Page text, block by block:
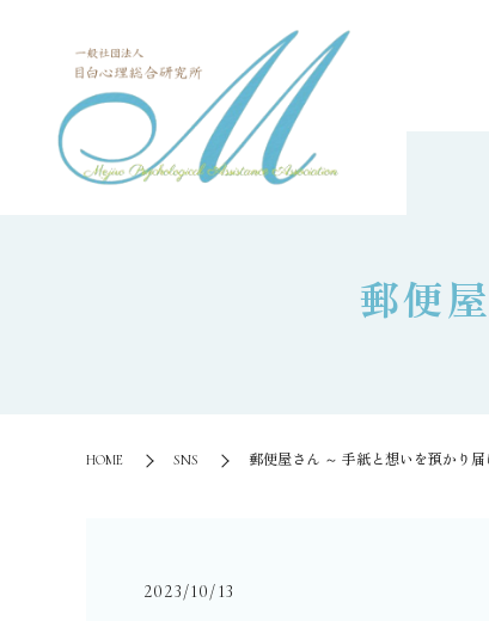
郵便
HOME SNS 郵便屋さん ～ 手紙と想いを預かり届
2023/10/13